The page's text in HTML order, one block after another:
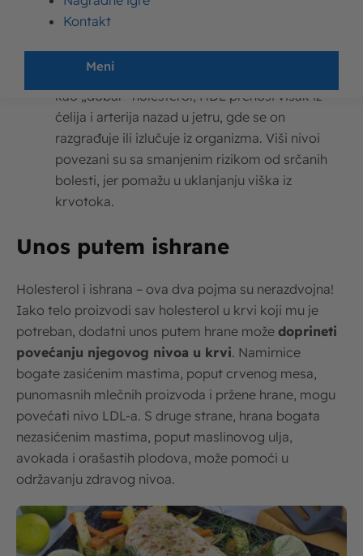
Kontakt
Meni
nakupljanja na zidovima arterija, formirajući
kardiovaskularnih bolesti.
Lipoproteini visoke gustine (HDL)
kao „dobar“ holesterol, HDL prenosi višak iz
ćelija i arterija nazad u jetru, gde se on
razgrađuje ili izlučuje iz organizma. Viši nivoi
povezani su sa smanjenim rizikom od srčanih
bolesti, jer pomažu u uklanjanju viška iz
krvotoka.
Unos putem ishrane
Holesterol i ishrana – ova dva pojma su nerazdvojna!
Iako telo proizvodi sav holesterol u krvi koji mu je
potreban, dodatni unos putem hrane može doprineti
povećanju njegovog nivoa u krvi. Namirnice
bogate zasićenim mastima, poput crvenog mesa,
punomasnih mlečnih proizvoda i pržene hrane, mogu
povećati nivo LDL-a. S druge strane, hrana bogata
nezasićenim mastima, poput maslinovog ulja,
avokada i orašastih plodova, može pomoći u
održavanju zdravog nivoa.